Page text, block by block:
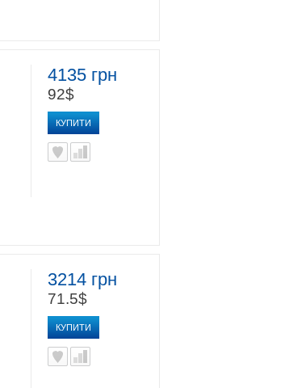
4135 грн
92$
КУПИТИ
3214 грн
71.5$
КУПИТИ